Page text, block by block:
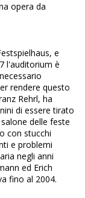
opera da
e
l'auditorium è
rendere questo
Rehrl, ha
di essere tirato
delle feste
con stucchi
e problemi
negli anni
ed Erich
fino al 2004.